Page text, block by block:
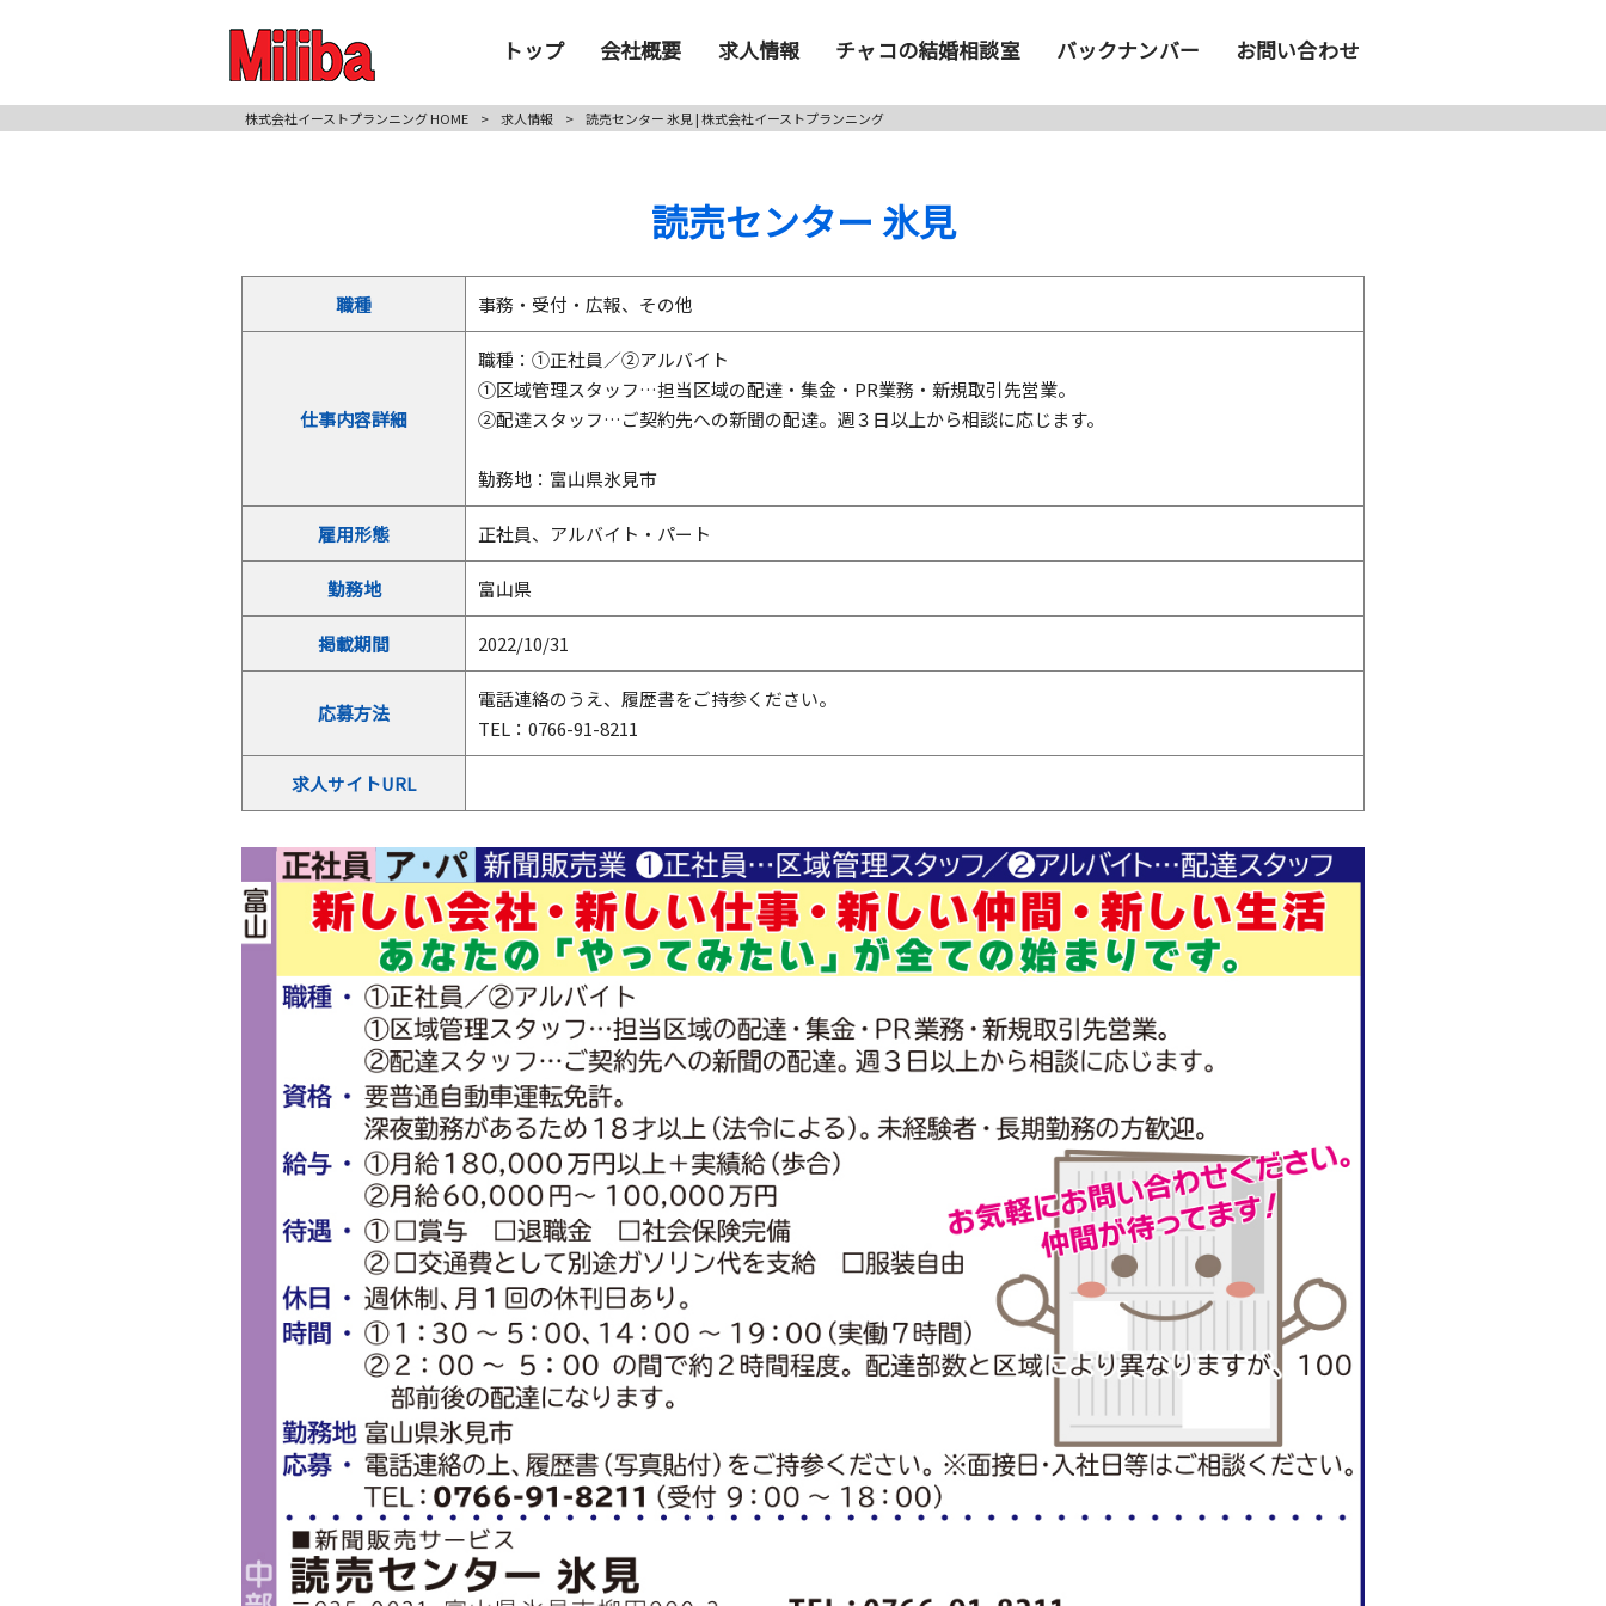
トップ 会社概要 求人情報 チャコの結婚相談室 バックナンバー お問い合わせ
株式会社イーストプランニング HOME > 求人情報 > 読売センター 氷見 | 株式会社イーストプランニング
読売センター 氷見
職種 事務・受付・広報、その他
仕事内容詳細
職種：①正社員／②アルバイト
①区域管理スタッフ…担当区域の配達・集金・PR業務・新規取引先営業。
②配達スタッフ…ご契約先への新聞の配達。週３日以上から相談に応じます。
勤務地：富山県氷見市
雇用形態 正社員、アルバイト・パート
勤務地 富山県
掲載期間 2022/10/31
応募方法
電話連絡のうえ、履歴書をご持参ください。
TEL：0766-91-8211
求人サイトURL